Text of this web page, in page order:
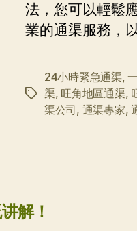
法，您可以輕鬆
業的通渠服務，
标
24小時緊急通渠,
渠, 旺角地區通渠,
渠公司, 通渠專家,
解！